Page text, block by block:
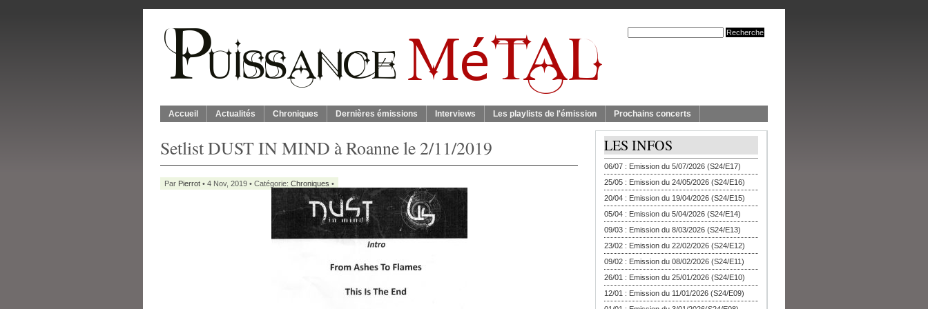
Accueil Actualités Chroniques Dernières émissions Interviews Les playlists de l'émission Prochains concerts
Setlist DUST IN MIND à Roanne le 2/11/2019
Par Pierrot • 4 Nov, 2019 • Catégorie: Chroniques •
LES INFOS
06/07 : Emission du 5/07/2026 (S24/E17)
25/05 : Emission du 24/05/2026 (S24/E16)
20/04 : Emission du 19/04/2026 (S24/E15)
05/04 : Emission du 5/04/2026 (S24/E14)
09/03 : Emission du 8/03/2026 (S24/E13)
23/02 : Emission du 22/02/2026 (S24/E12)
09/02 : Emission du 08/02/2026 (S24/E11)
26/01 : Emission du 25/01/2026 (S24/E10)
12/01 : Emission du 11/01/2026 (S24/E09)